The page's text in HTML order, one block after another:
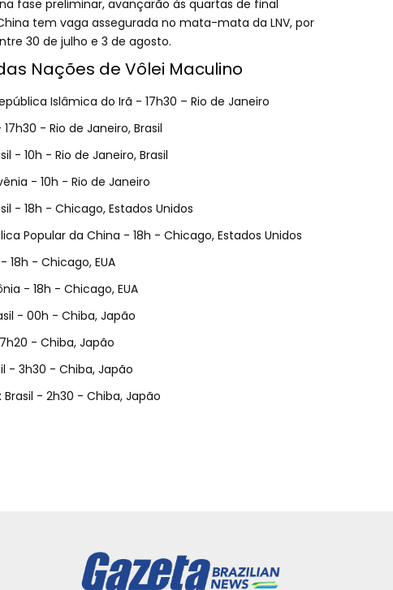
fase preliminar, avançarão às quartas de final
tem vaga assegurada no mata-mata da LNV, por
30 de julho e 3 de agosto.
Nações de Vôlei Maculino
Islâmica do Irã - 17h30 – Rio de Janeiro
- Rio de Janeiro, Brasil
- 10h - Rio de Janeiro, Brasil
- 10h - Rio de Janeiro
- 18h - Chicago, Estados Unidos
Popular da China - 18h - Chicago, Estados Unidos
- Chicago, EUA
- 18h - Chicago, EUA
- 00h - Chiba, Japão
- Chiba, Japão
- 3h30 - Chiba, Japão
- 2h30 - Chiba, Japão